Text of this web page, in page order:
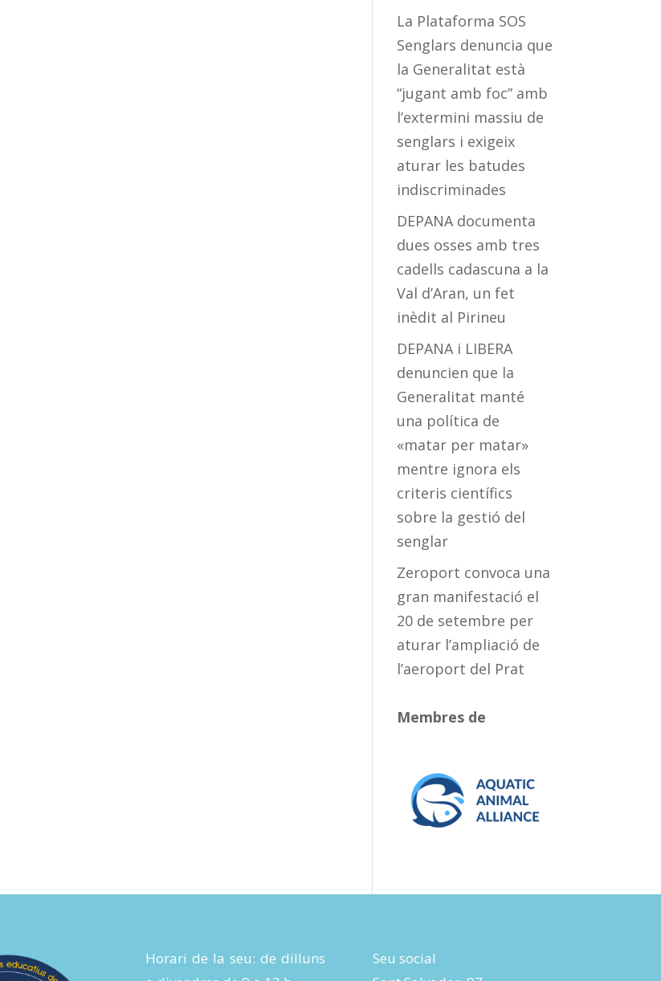
La Plataforma SOS
Senglars denuncia que
la Generalitat està
“jugant amb foc” amb
l’extermini massiu de
senglars i exigeix
aturar les batudes
indiscriminades
DEPANA documenta
dues osses amb tres
cadells cadascuna a la
Val d’Aran, un fet
inèdit al Pirineu
DEPANA i LIBERA
denuncien que la
Generalitat manté
una política de
«matar per matar»
mentre ignora els
criteris científics
sobre la gestió del
senglar
Zeroport convoca una
gran manifestació el
20 de setembre per
aturar l’ampliació de
l’aeroport del Prat
Membres de
Horari de la seu: de dilluns
Seu social